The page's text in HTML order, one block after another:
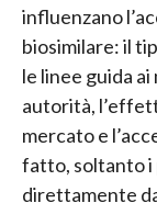
influenzano
biosimilare: il
le linee guida
autorità,
mercato e
fatto, soltanto i
direttamente